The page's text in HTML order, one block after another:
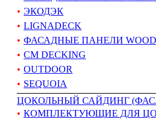
ЭКОДЭК
LIGNADECK
ФАСАДНЫЕ ПАНЕЛИ
CM DECKING
OUTDOOR
SEQUOIA
ЦОКОЛЬНЫЙ САЙДИНГ
КОМПЛЕКТУЮЩИЕ ДЛЯ